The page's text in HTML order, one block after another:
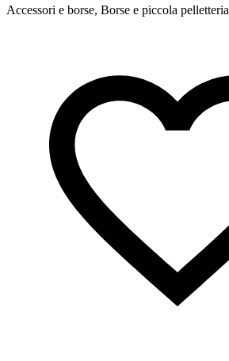
Accessori e borse, Borse e piccola pelletteria